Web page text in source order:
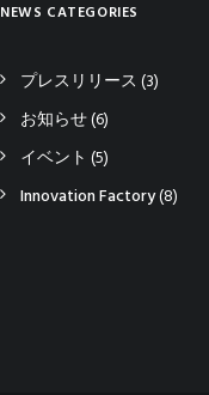
NEWS CATEGORIES
プレスリリース (3)
お知らせ(6)
イベント (5)
Innovation Factory(8)